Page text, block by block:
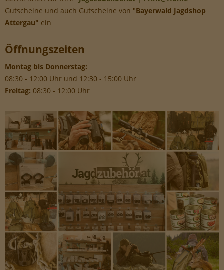
Werbe-Cookies, um Werbekampagnen zu steuern.
Gutscheine und auch Gutscheine von "Bayerwald Jagdshop
Attergau" ein
Öffnungszeiten
Montag bis Donnerstag:
08:30 - 12:00 Uhr und 12:30 - 15:00 Uhr
Freitag: 08:30 - 12:00 Uhr